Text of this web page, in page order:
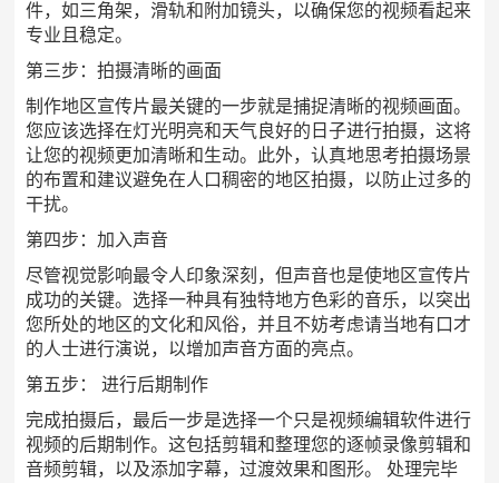
件，如三角架，滑轨和附加镜头，以确保您的视频看起来
专业且稳定。
第三步：拍摄清晰的画面
制作地区宣传片最关键的一步就是捕捉清晰的视频画面。
您应该选择在灯光明亮和天气良好的日子进行拍摄，这将
让您的视频更加清晰和生动。此外，认真地思考拍摄场景
的布置和建议避免在人口稠密的地区拍摄，以防止过多的
干扰。
第四步：加入声音
尽管视觉影响最令人印象深刻，但声音也是使地区宣传片
成功的关键。选择一种具有独特地方色彩的音乐，以突出
您所处的地区的文化和风俗，并且不妨考虑请当地有口才
的人士进行演说，以增加声音方面的亮点。
第五步： 进行后期制作
完成拍摄后，最后一步是选择一个只是视频编辑软件进行
视频的后期制作。这包括剪辑和整理您的逐帧录像剪辑和
音频剪辑，以及添加字幕，过渡效果和图形。 处理完毕